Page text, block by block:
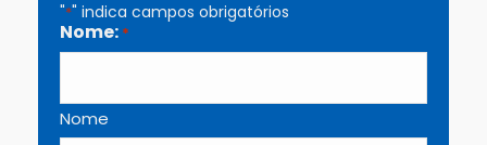
"*" indica campos obrigatórios
Nome: *
Nome